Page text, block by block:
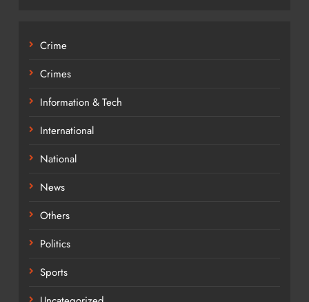
Crime
Crimes
Information & Tech
International
National
News
Others
Politics
Sports